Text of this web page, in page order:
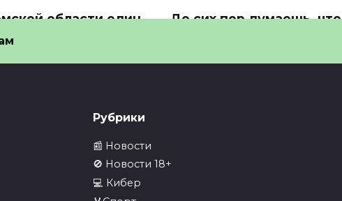
области один
откажется
До сих пор думаешь, что
Рубрики
📰 Новости
🚫 Новости 18+
💻 Кибер